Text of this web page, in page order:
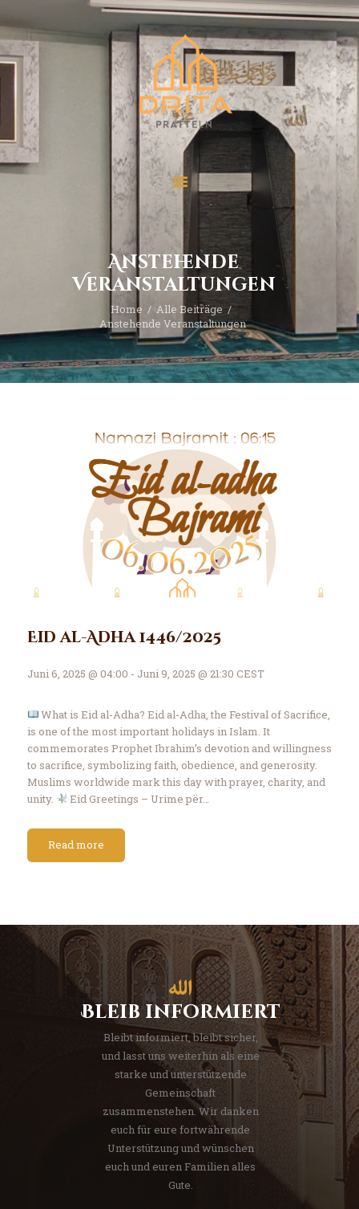
Anstehende
Veranstaltungen
Home
Alle Beiträge
Anstehende Veranstaltungen
Start
Über “Drita”
Veranstaltungen
Eid al-Adha 1446/2025
Juni 6, 2025 @ 04:00 - Juni 9, 2025 @ 21:30 CEST
What is Eid al-Adha? Eid al-Adha, the Festival of Sacrifice,
is one of the most important holidays in Islam. It
commemorates Prophet Ibrahim’s devotion and willingness
to sacrifice, symbolizing faith, obedience, and generosity.
Muslims worldwide mark this day with prayer, charity, and
unity.
Eid Greetings – Urime për…
Read more
Bleib informiert
Bleibt informiert, bleibt sicher,
und lasst uns weiterhin als eine
starke und unterstützende
Gemeinschaft
zusammenstehen. Wir danken
euch für eure fortwährende
Unterstützung und wünschen
euch und euren Familien alles
Gute.